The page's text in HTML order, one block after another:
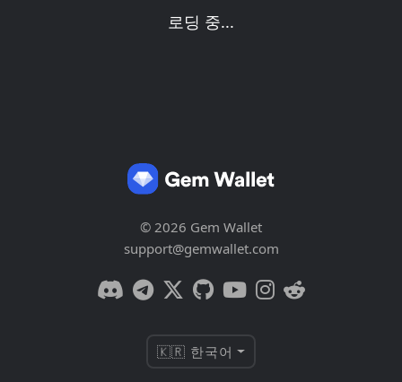
로딩 중...
© 2026 Gem Wallet
support@gemwallet.com
🇰🇷 한국어